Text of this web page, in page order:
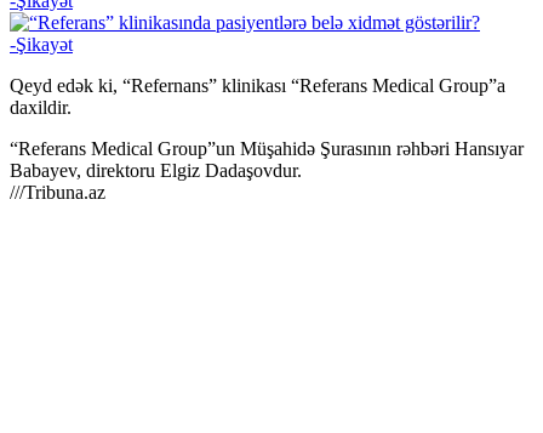
Qeyd edək ki, “Refernans” klinikası “Referans Medical Group”a
daxildir.
“Referans Medical Group”un Müşahidə Şurasının rəhbəri Hansıyar
Babayev, direktoru Elgiz Dadaşovdur.
///Tribuna.az